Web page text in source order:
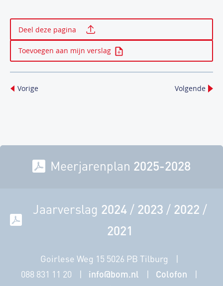
Deel deze pagina
Toevoegen aan mijn verslag
Vorige Volgende
Meerjarenplan 2025-2028
Jaarverslag 2024/ 2023 / 2022 /
2021
Goirlese Weg 15 5026 PB Tilburg
088 831 11 20
info@bom.nl
Colofon